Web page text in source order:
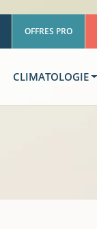
OFFRES PRO
CLIMATOLOGIE